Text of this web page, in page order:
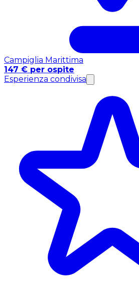
Campiglia Marittima
147 € per ospite
Esperienza condivisa